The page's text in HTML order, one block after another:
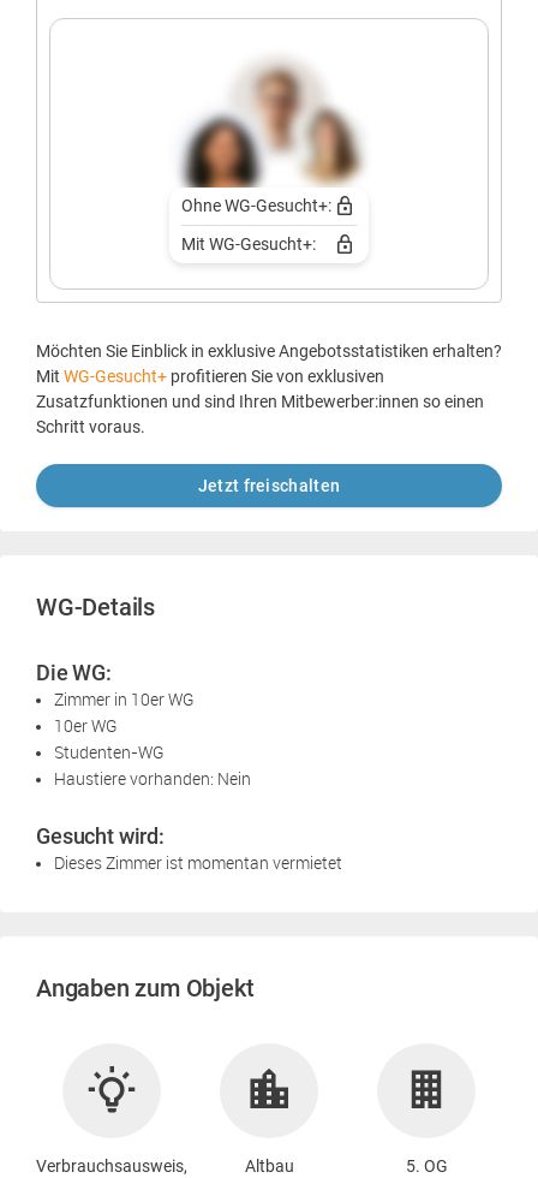
Ohne WG-Gesucht+:
Mit WG-Gesucht+:
Möchten Sie Einblick in exklusive Angebotsstatistiken erhalten?
Mit WG-Gesucht+ profitieren Sie von exklusiven
Zusatzfunktionen und sind Ihren Mitbewerber:innen so einen
Schritt voraus.
Jetzt freischalten
WG-Details
Die WG:
Zimmer in 10er WG
10er WG
Studenten-WG
Haustiere vorhanden: Nein
Gesucht wird:
Dieses Zimmer ist momentan vermietet
Angaben zum Objekt
Verbrauchsausweis,
Altbau 5. OG